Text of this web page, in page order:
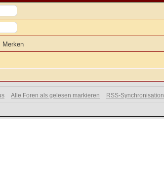
Merken
Alle Foren als gelesen markieren RSS-Synchronisation